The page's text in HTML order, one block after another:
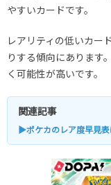
やすいカードです。
レアリティの低いカー
りする傾向にあります
く可能性が高いです。
関連記事
▶ポケカのレア度早見表